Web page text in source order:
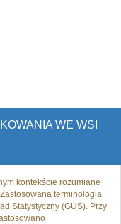
WE WSI
kontekście rozumiane
terminologia
Statystyczny (GUS). Przy